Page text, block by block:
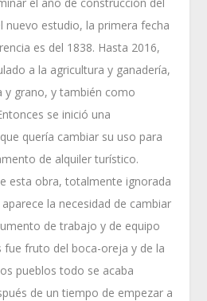
nuevo estudio, la primera fecha
es del 1838. Hasta 2016,
a la agricultura y ganadería,
y grano, y también como
se inició una
quería cambiar su uso para
de alquiler turístico.
esta obra, totalmente ignorada
la necesidad de cambiar
de trabajo y de equipo
fue fruto del boca-oreja y de la
pueblos todo se acaba
de un tiempo de empezar a